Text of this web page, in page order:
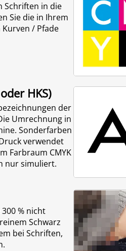
Schriften in die
Sie die in Ihrem
/ Pfade
HKS)
der
Umrechnung in
Sonderfarben
verwendet
Farbraum CMYK
nur simuliert.
% nicht
Schwarz
bei Schriften,